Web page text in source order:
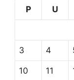
P
U
3 4
10 11